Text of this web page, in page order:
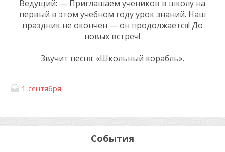
Ведущий: — Приглашаем учеников в школу на
первый в этом учебном году урок знаний. Наш
праздник не окончен — он продолжается! До
новых встреч!
Звучит песня: «Школьный корабль».
1 сентября
События